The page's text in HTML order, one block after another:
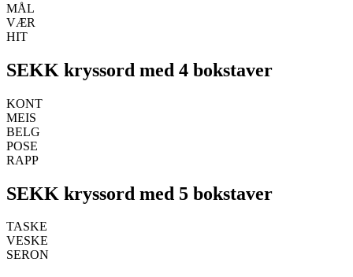
MÅL
VÆR
HIT
SEKK kryssord med 4 bokstaver
KONT
MEIS
BELG
POSE
RAPP
SEKK kryssord med 5 bokstaver
TASKE
VESKE
SERON